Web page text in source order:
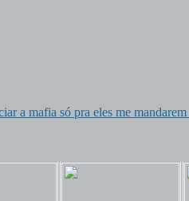
a mafia só pra eles me